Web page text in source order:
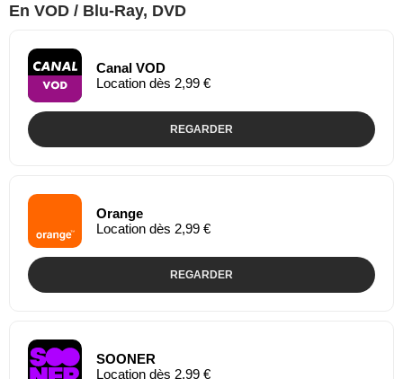
En VOD / Blu-Ray, DVD
Canal VOD
Location dès 2,99 €
REGARDER
Orange
Location dès 2,99 €
REGARDER
SOONER
Location dès 2,99 €